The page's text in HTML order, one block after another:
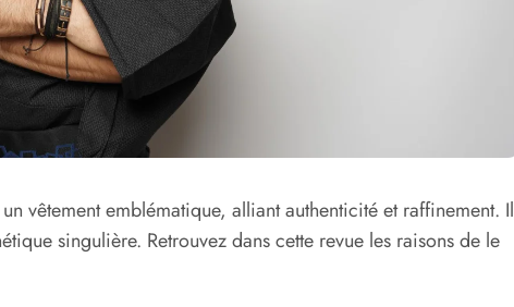
vêtement emblématique, alliant authenticité et raffinement. Il
singulière. Retrouvez dans cette revue les raisons de le